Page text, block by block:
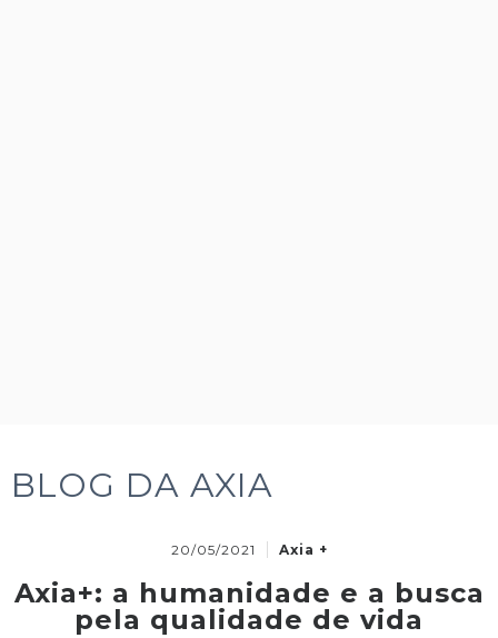
BLOG DA AXIA
20/05/2021 Axia +
Axia+: a humanidade e a busca
pela qualidade de vida